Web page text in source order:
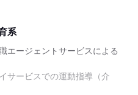
料でサポートいたしま
ぴったりな求人をご紹
接日の調整だけでなく、
系
エージェントサービスによる
サービスでの運動指導（介